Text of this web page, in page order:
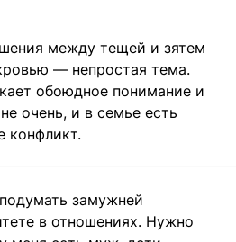
между тещей и зятем
— непростая тема.
обоюдное понимание и
очень, и в семье есть
конфликт.
замужней
в отношениях. Нужно